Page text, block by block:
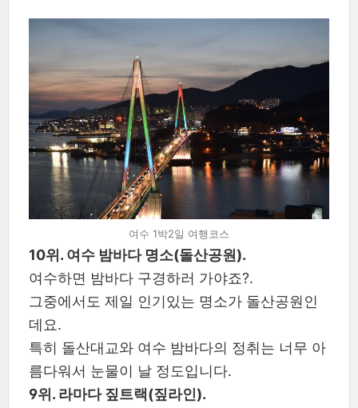
여수 1박2일 여행코스
10위. 여수 밤바다 명소(돌산공원).
여수하면 밤바다 구경하러 가야죠?.
그중에서도 제일 인기있는 명소가 돌산공원인
데요.
특히 돌산대교와 여수 밤바다의 정취는 너무 아
름다워서 눈물이 날 정도입니다.
9위. 라마다 짚트랙(짚라인).